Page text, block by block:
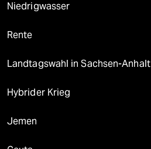
Niedrigwasser
Rente
Landtagswahl in Sachsen-Anhalt
Hybrider Krieg
Jemen